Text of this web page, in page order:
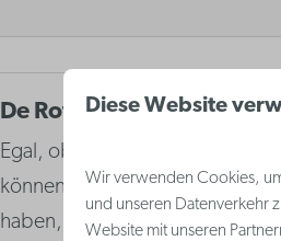
De Rotonde
Egal, ob Sie Architektur lieben
können Westende einfach
haben, ohne das Grand Hôtel
Diese Website
Wir verwenden Cookies,
und unseren Datenverkehr
Website mit unseren